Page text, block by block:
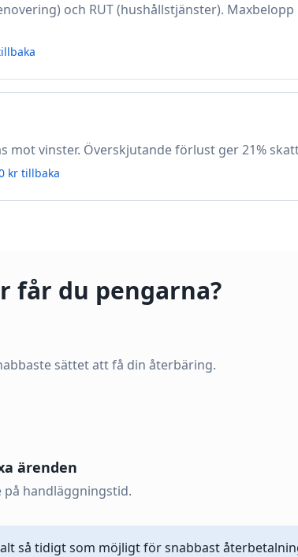
och RUT (hushållstjänster). Maxbelopp
mot vinster. Överskjutande förlust ger 21%
kr tillbaka
får du pengarna?
sättet att få din återbäring.
ärenden
handläggningstid.
så tidigt som möjligt för snabbast